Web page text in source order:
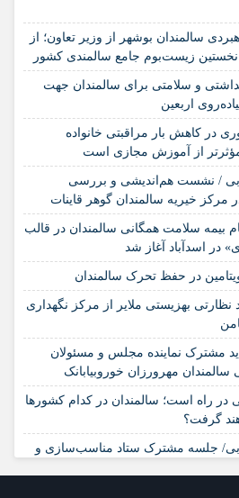
سالمندان بوشهر از وزیر تعاون؛ از
نخستین زیست‌بوم جامع سالمندی کشور
و سلامتی برای سالمندان جهت
اربعین
در کاهش بار مراقبتی خانواده
مؤثرتر از آموزش مجازی است
/ نشست هم‌اندیشی و بررسی
مرکز خیریه سالمندان گوهر قاینات
بیمه سلامت همگانی سالمندان در قالب
در اسدآباد آغاز شد
در حفظ تحرک سالمندان
نظارتی بهزیستی ملایر از مرکز نگهداری
مشترک نماینده مجلس و مسئولان
مهرورزان خوروبیابانک
راه است؛ سالمندان در کدام کشورها
گرفت؟
جلسه مشترک ستاد مناسب‌سازی و